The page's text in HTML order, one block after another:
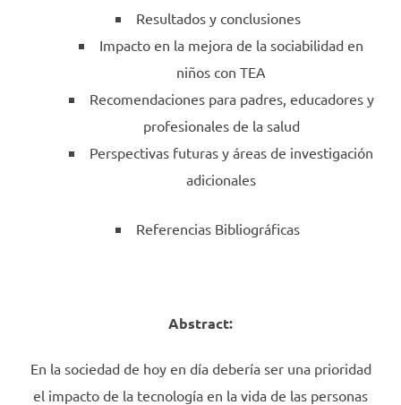
Resultados y conclusiones
Impacto en la mejora de la sociabilidad en
niños con TEA
Recomendaciones para padres, educadores y
profesionales de la salud
Perspectivas futuras y áreas de investigación
adicionales
Referencias Bibliográficas
Abstract:
En la sociedad de hoy en día debería ser una prioridad
el impacto de la tecnología en la vida de las personas